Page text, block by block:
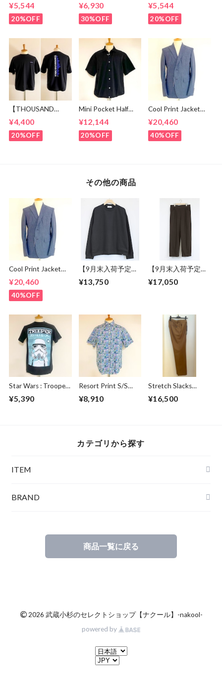
Shirts Black
Watch Broad
¥5,544
20%OFF
Shorts Olive
¥6,930
30%OFF
Logo T-shirt
White
¥5,544
20%OFF
【THOUSAND
MILE】 Short Sleeve
Print T-shirt Vertical
Logo Black
¥4,400
20%OFF
Mini Pocket Half
Sleeve Shirts Black
¥12,144
20%OFF
Cool Print Jacket
Navy
¥20,460
40%OFF
その他の商品
Cool Print Jacket
Navy
¥20,460
40%OFF
【9月末入荷予定】
Over Size Knit Cut &
Sewn Black
¥13,750
【9月末入荷予定】
Sweat Wide Easy
Pants Chocolate
¥17,050
Star Wars : Trooper
¥5,390
Resort Print S/S
¥8,910
Stretch Slacks
¥16,500
カテゴリから探す
ITEM
BRAND
商品一覧に戻る
©2026 武蔵小杉のセレクトショップ【ナクール】-nakool-
powered by